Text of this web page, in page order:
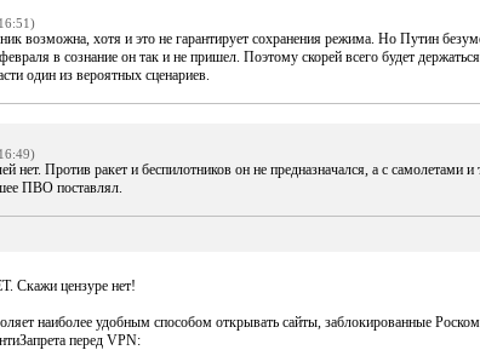
возможна, хотя и это не гарантирует сохранения режима. Но Путин
в сознание он так и не пришел. Поэтому скорей всего будет
один из вероятных сценариев.
нет. Против ракет и беспилотников он не предназначался, а с самолетами
ПВО поставлял.
цензуре нет!
наиболее удобным способом открывать сайты, заблокированные
перед VPN: